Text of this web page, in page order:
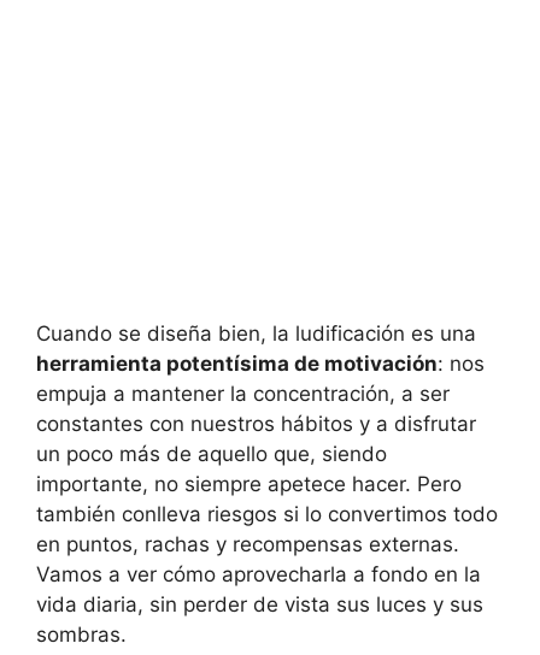
Cuando se diseña bien, la ludificación es una
herramienta potentísima de motivación: nos
empuja a mantener la concentración, a ser
constantes con nuestros hábitos y a disfrutar
un poco más de aquello que, siendo
importante, no siempre apetece hacer. Pero
también conlleva riesgos si lo convertimos todo
en puntos, rachas y recompensas externas.
Vamos a ver cómo aprovecharla a fondo en la
vida diaria, sin perder de vista sus luces y sus
sombras.